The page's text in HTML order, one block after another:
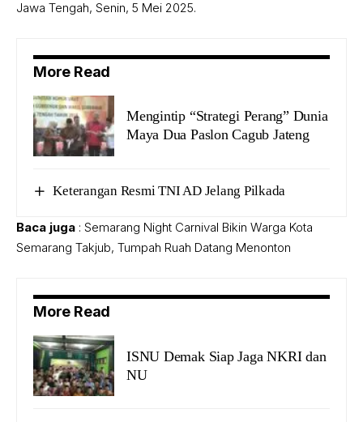
Jawa Tengah, Senin, 5 Mei 2025.
More Read
Mengintip “Strategi Perang” Dunia
Maya Dua Paslon Cagub Jateng
Keterangan Resmi TNI AD Jelang Pilkada
Baca juga : Semarang Night Carnival Bikin Warga Kota
Semarang Takjub, Tumpah Ruah Datang Menonton
More Read
ISNU Demak Siap Jaga NKRI dan
NU